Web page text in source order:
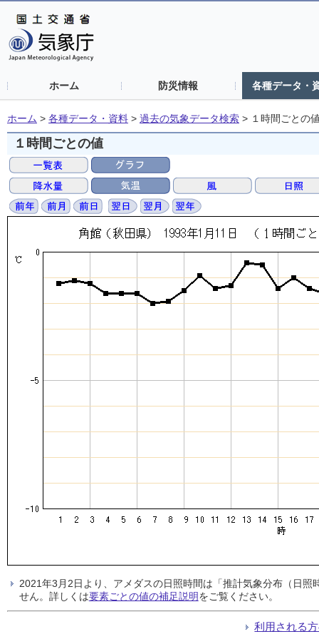
ホーム 防災情報 各種データ・
ホーム > 各種データ・資料 > 過去の気象データ検索 > １時間ごとの
１時間ごとの値
2021年3月2日より、アメダスの日照時間は「推計気象分布（日
せん。詳しくは要素ごとの値の補足説明をご覧ください。
利用される